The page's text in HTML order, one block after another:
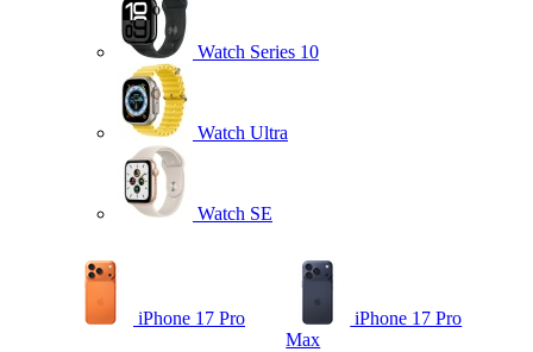
Watch Series 10
Watch Ultra
Watch SE
iPhone 17 Pro
iPhone 17 Pro
Max